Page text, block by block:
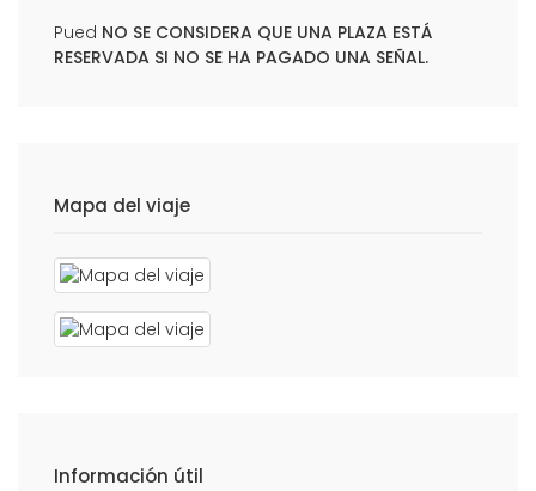
Pued NO SE CONSIDERA QUE UNA PLAZA ESTÁ
RESERVADA SI NO SE HA PAGADO UNA SEÑAL.
Mapa del viaje
Información útil